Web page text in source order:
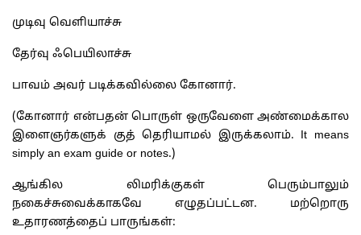
முடிவு வெளியாச்சு
தேர்வு ஃபெயிலாச்சு
பாவம் அவர் படிக்கவில்லை கோனார்.
(கோனார் என்பதன் பொருள் ஒருவேளை அண்மைக்கால
இளைஞர்களுக் குத் தெரியாமல் இருக்கலாம். It means
simply an exam guide or notes.)
ஆங்கில லிமரிக்குகள் பெரும்பாலும்
நகைச்சுவைக்காகவே எழுதப்பட்டன. மற்றொரு
உதாரணத்தைப் பாருங்கள்: